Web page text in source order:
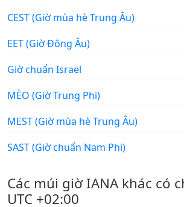
CEST (Giờ mùa hè Trung Âu)
EET (Giờ Đông Âu)
Giờ chuẩn Israel
MÈO (Giờ Trung Phi)
MEST (Giờ mùa hè Trung Âu)
SAST (Giờ chuẩn Nam Phi)
Các múi giờ IANA khác có
UTC +02:00